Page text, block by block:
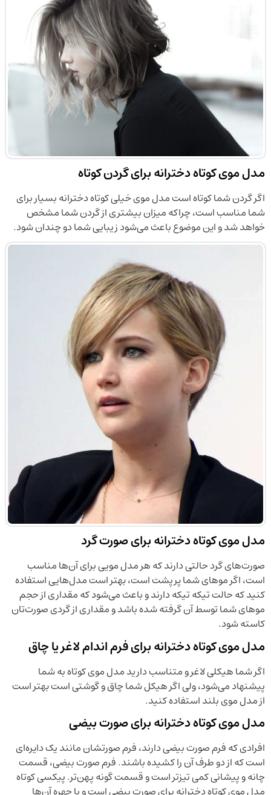
مدل موی کوتاه دخترانه برای گردن کوتاه
اگر گردن شما کوتاه است مدل موی خیلی کوتاه دخترانه بسیار برای
شما مناسب است، چراکه میزان بیشتری از گردن شما مشخص
خواهد شد و این موضوع باعث می‌شود زیبایی شما دو چندان شود.
مدل موی کوتاه دخترانه برای صورت گرد
صورت‌های گرد حالتی دارند که هر مدل مویی برای آن‌ها مناسب
است، اگر موهای شما پرپشت است، بهتر است مدل‌هایی استفاده
کنید که حالت تیکه تیکه دارند و باعث می‌شود که مقداری از حجم
موهای شما توسط آن گرفته شده باشد و مقداری از گردی صورت‌تان
کاسته شود.
مدل موی کوتاه دخترانه برای فرم اندام لاغر یا چاق
اگر شما هیکلی لاغر و متناسب دارید مدل موی کوتاه به شما
پیشنهاد می‌شود، ولی اگر هیکل شما چاق و گوشتی است بهتر است
از مدل موی بلند استفاده کنید.
مدل موی کوتاه دخترانه برای صورت بیضی
افرادی که فرم صورت بیضی دارند، فرم صورتشان مانند یک دایره‌ای
است که از دو طرف آن را کشیده باشند. فرم صورت بیضی، قسمت
چانه و پیشانی کمی تیزتر است و قسمت گونه پهن‌تر. پیکسی کوتاه
مدل موی کوتاه دخترانه برای صورت بیضی است و با چهره آن‌ها